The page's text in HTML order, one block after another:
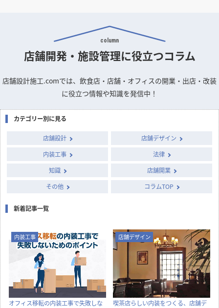
column
店舗開発・施設管理に役立つコラム
店舗設計施工.comでは、飲食店・店舗・オフィスの開業・出店・改装
に役立つ情報や知識を発信中！
カテゴリー別に見る
店舗設計
店舗デザイン
内装工事
法律
知識
店舗開業
その他
コラムTOP
新着記事一覧
内装工事
オフィス移転の内装工事で失敗しな
店舗デザイン
喫茶店らしい内装をつくる、店舗デ